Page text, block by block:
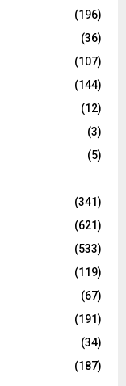
(196)
(36)
(107)
(144)
(12)
(3)
(5)
(341)
(621)
(533)
(119)
(67)
(191)
(34)
(187)